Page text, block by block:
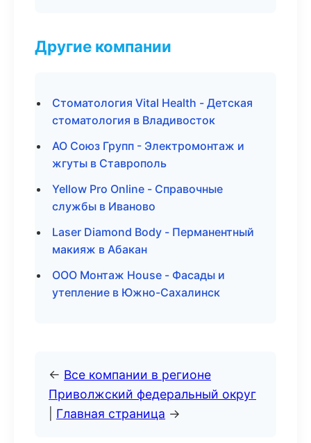
Другие компании
Стоматология Vital Health - Детская
стоматология в Владивосток
АО Союз Групп - Электромонтаж и
жгуты в Ставрополь
Yellow Pro Online - Справочные
службы в Иваново
Laser Diamond Body - Перманентный
макияж в Абакан
ООО Монтаж House - Фасады и
утепление в Южно-Сахалинск
← Все компании в регионе
Приволжский федеральный округ
Главная страница →